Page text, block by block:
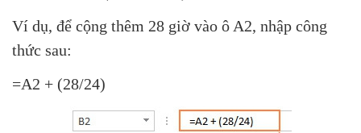
Ví dụ, để cộng thêm 28 giờ vào ô A2, nhập công
thức sau:
=A2 + (28/24)